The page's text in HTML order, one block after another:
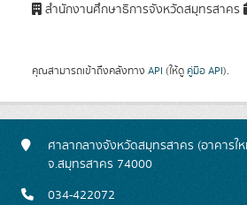
สำนักงานศึกษาธิการจังหวัดสมุทรสาคร
คุณสามารถเข้าถึงคลังทาง API (ให้ดู คู่มือ API).
ศาลากลางจังหวัดสมุทรสาคร (อาคารใ
จ.สมุทรสาคร 74000
034-422072